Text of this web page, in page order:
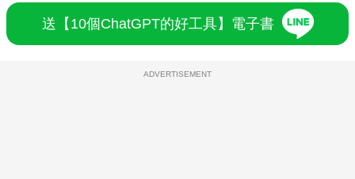
送【10個ChatGPT的好工具】電子書
ADVERTISEMENT